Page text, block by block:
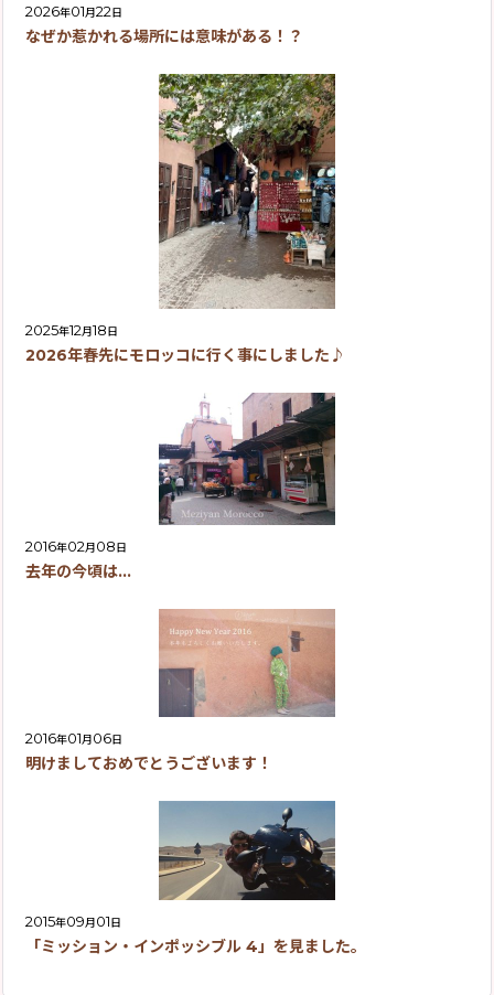
2026年01月22 日
なぜか惹かれる場所には意味がある！？
2025年12月18 日
2026年春先にモロッコに行く事にしました♪
2016年02月 08 日
去年の今頃は…
2016年01月 06日
明けましておめでとうございます！
2015年09月 01 日
「ミッション・インポッシブル 4」を見ました。